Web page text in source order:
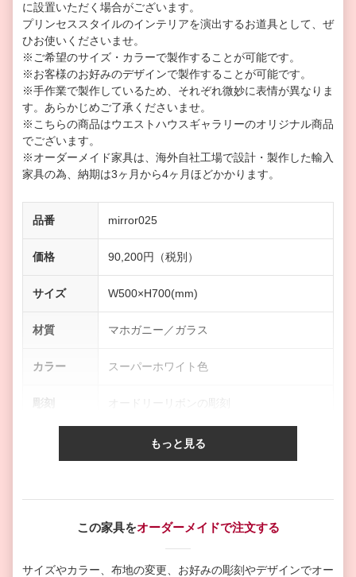
に設置いただく場合がございます。
プリンセススタイルのインテリアを演出するお道具として、ぜ
ひお使いくださいませ。
※ご希望のサイズ・カラーで製作することが可能です。
※お客様のお好みのデザインで製作することが可能です。
※手作業で製作しているため、それぞれ微妙に表情が異なりま
す。あらかじめご了承くださいませ。
※こちらの商品はウエストハウスギャラリーのオリジナル商品
でございます。
※オーダーメイド家具は、海外自社工場で設計・製作した輸入
家具の為、納期は3ヶ月から4ヶ月ほどかかります。
品番 mirror025
価格 90,200円（税別）
サイズ W500×H700(mm)
材質 マホガニー／ガラス
カラー スーパーホワイト色
彫刻 オードリーリボンの彫刻
サイズ、カラー、デザイン変更可能
ヤマト運輸
製作期間 1ヶ月〜2ヶ月
もっと見る
この家具をオーダーメイドで注文する
サイズやカラー、布地の変更、お好みの彫刻やデザインでオー